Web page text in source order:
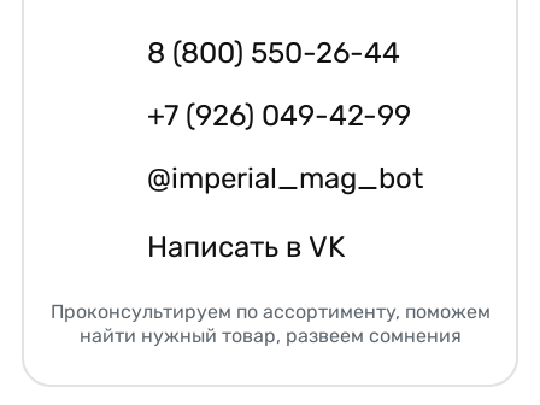
8 (800) 550-26-44
+7 (926) 049-42-99
@imperial_mag_bot
Написать в VK
Проконсультируем по ассортименту, поможем
найти нужный товар, развеем сомнения